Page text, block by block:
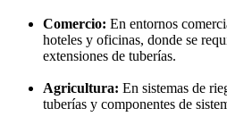
Comercio: En entornos
hoteles y oficinas, donde se
extensiones de tuberías.
Agricultura: En sistemas de
tuberías y componentes de